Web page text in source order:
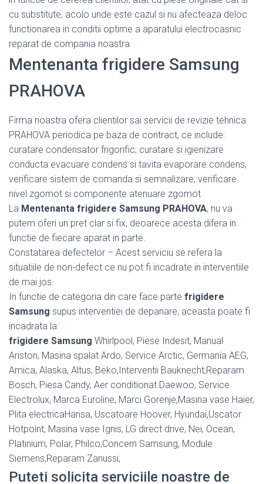
cu substitute, acolo unde este cazul si nu afecteaza deloc
functionarea in conditii optime a aparatului electrocasnic
reparat de compania noastra.
Mentenanta frigidere Samsung
PRAHOVA
Firma noastra ofera clientilor sai servicii de revizie tehnica
PRAHOVA periodica pe baza de contract, ce include:
curatare condensator frigorific; curatare si igienizare
conducta evacuare condens si tavita evaporare condens;
verificare sistem de comanda si semnalizare; verificare
nivel zgomot si componente atenuare zgomot
La Mentenanta frigidere Samsung PRAHOVA, nu va
putem oferi un pret clar si fix, deoarece acesta difera in
functie de fiecare aparat in parte.
Constatarea defectelor – Acest serviciu se refera la
situatiile de non-defect ce nu pot fi incadrate in interventiile
de mai jos.
In functie de categoria din care face parte frigidere
Samsung supus interventiei de depanare, aceasta poate fi
incadrata la:
frigidere Samsung Whirlpool, Piese Indesit, Manual
Ariston, Masina spalat Ardo, Service Arctic, Germania AEG,
Amica, Alaska, Altus, Beko,Interventii Bauknecht,Reparam
Bosch, Piesa Candy, Aer conditionat Daewoo, Service
Electrolux, Marca Euroline, Marci Gorenje,Masina vase Haier,
Plita electricaHansa, Uscatoare Hoover, Hyundai,Uscator
Hotpoint, Masina vase Ignis, LG direct drive, Nei, Ocean,
Platinium, Polar, Philco,Concern Samsung, Module
Siemens,Reparam Zanussi,
Puteti solicita serviciile noastre de